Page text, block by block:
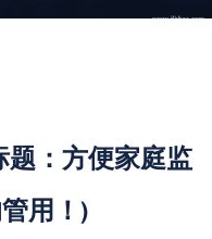
题：方便家庭监
用！)